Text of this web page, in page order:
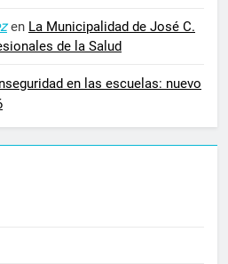
en La Municipalidad de José C.
de la Salud
en las escuelas: nuevo